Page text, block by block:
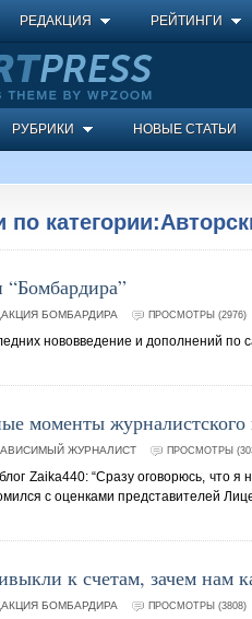
РЕДАКЦИЯ РЕЙТИНГИ
РУБРИКИ НОВЫЕ СТАТЬИ
по
“Бомбардира”
БОМБАРДИРА ПРОСМОТРЫ (2976)
нововведение и дополнений по
моменты журналистского
ЖУРНАЛИСТ ПРОСМОТРЫ
Zaika440: “Сразу оговорюсь, что
с оценками представителей
к счетам, зачем нам
БОМБАРДИРА ПРОСМОТРЫ (3808)